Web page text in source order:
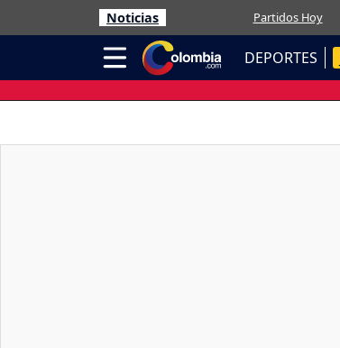
Noticias Partidos Hoy
DEPORTES